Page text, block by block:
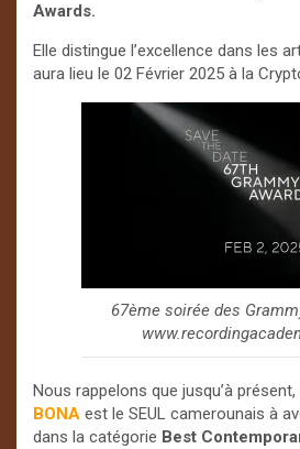
Awards.
Elle distingue l’excellence dans les
aura lieu le 02 Février 2025 à la
67ème soirée des
Nous rappelons que jusqu’à présent,
BONA est le SEUL camerounais à
dans la catégorie Best